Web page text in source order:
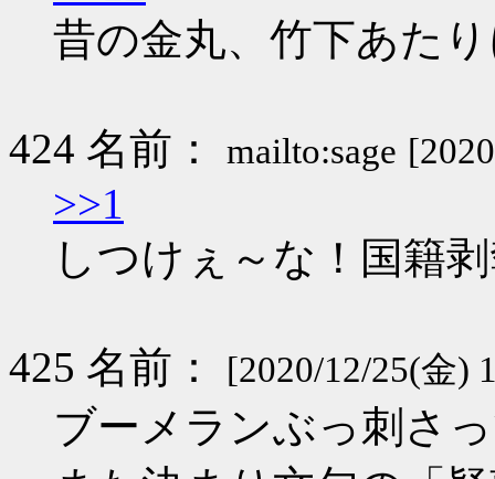
昔の金丸、竹下あた
424 名前： mailto:sage
>>1
しつけぇ～な！国籍
425 名前： [2020/12/25(金)
ブーメランぶっ刺さ